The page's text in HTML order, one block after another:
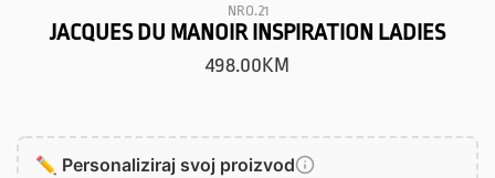
NRO.21
JACQUES DU MANOIR INSPIRATION LADIES
498.00KM
✏️ Personaliziraj svoj proizvod